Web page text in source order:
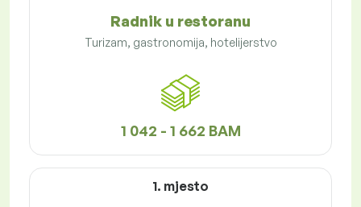
Radnik u restoranu
Turizam, gastronomija, hotelijerstvo
1 042 - 1 662 BAM
1. mjesto